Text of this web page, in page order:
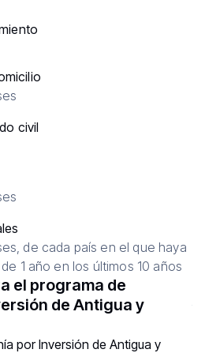
civil
de cada país en el que haya
1 año en los últimos 10 años
el programa de
de Antigua y
por Inversión de Antigua y